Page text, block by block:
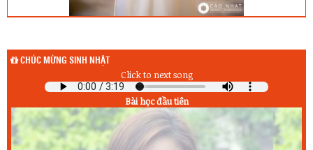
CHÚC MỪNG SINH NHẬT
Click to next song
Bài học đầu tiên